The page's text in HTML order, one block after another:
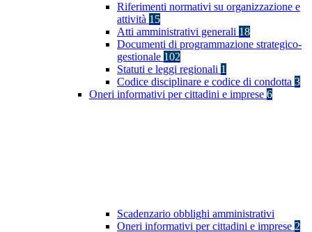
Riferimenti normativi su organizzazione e
attività 15
Atti amministrativi generali 18
Documenti di programmazione strategico-
gestionale 102
Statuti e leggi regionali 1
Codice disciplinare e codice di condotta 3
Oneri informativi per cittadini e imprese 6
Scadenzario obblighi amministrativi
Oneri informativi per cittadini e imprese 2